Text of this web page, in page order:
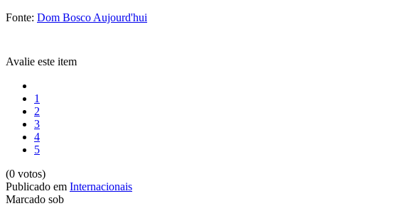
Fonte: Dom Bosco Aujourd'hui
Avalie este item
1
2
3
4
5
(0 votos)
Publicado em Internacionais
Marcado sob